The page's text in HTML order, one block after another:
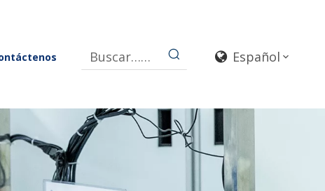
Español